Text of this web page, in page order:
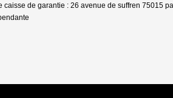
caisse de garantie : 26 avenue de suffren 75015